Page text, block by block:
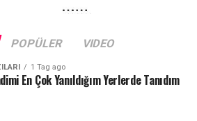
Haberlere göre yaklaşık bir yıl
etmişti.
herhangi bir ciddi yaptırımla
Önceki şikâyet ile son olay
bulunmadığı da
POPÜLER VIDEO
1 Tag ago
En Çok Yanıldığım Yerlerde Tanıdım